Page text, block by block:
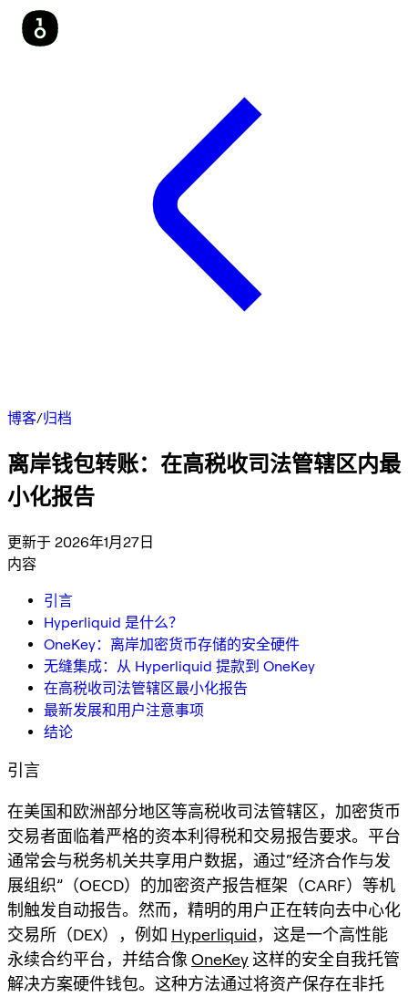
博客/归档
离岸钱包转账：在高税收司法管辖区内最
小化报告
更新于 2026年1月27日
内容
引言
Hyperliquid 是什么？
OneKey：离岸加密货币存储的安全硬件
无缝集成：从 Hyperliquid 提款到 OneKey
在高税收司法管辖区最小化报告
最新发展和用户注意事项
结论
引言
在美国和欧洲部分地区等高税收司法管辖区，加密货币
交易者面临着严格的资本利得税和交易报告要求。平台
通常会与税务机关共享用户数据，通过“经济合作与发
展组织”（OECD）的加密资产报告框架（CARF）等机
制触发自动报告。然而，精明的用户正在转向去中心化
交易所（DEX），例如 Hyperliquid，这是一个高性能
永续合约平台，并结合像 OneKey这样的安全自我托管
解决方案硬件钱包。这种方法通过将资产保存在非托